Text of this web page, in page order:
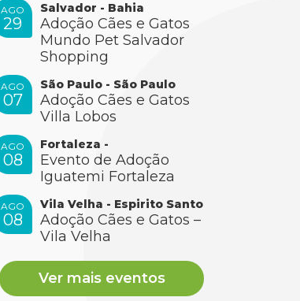
AGO
29
Salvador - Bahia
Adoção Cães e Gatos
Mundo Pet Salvador
Shopping
AGO
07
São Paulo - São Paulo
Adoção Cães e Gatos
Villa Lobos
AGO
08
Fortaleza -
Evento de Adoção
Iguatemi Fortaleza
AGO
08
Vila Velha - Espirito Santo
Adoção Cães e Gatos –
Vila Velha
Ver mais eventos